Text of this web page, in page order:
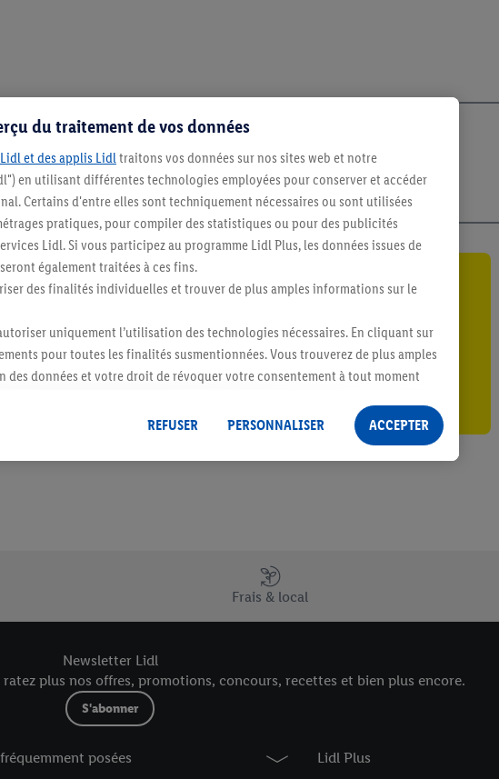
Restez au courant
Abonnez-vous à la newsletter
S'abonner
Frais & local
Newsletter Lidl
plus nos offres, promotions, concours, recettes et bien plus encore.
S'abonner
posées Lidl Plus
du traitement de vos données
et des applis Lidl traitons vos données sur nos sites web et notre
en utilisant différentes technologies employées pour conserver et accéder
Certains d'entre elles sont techniquement nécessaires ou sont utilisées
pratiques, pour compiler des statistiques ou pour des publicités
Lidl. Si vous participez au programme Lidl Plus, les données issues de
également traitées à ces fins.
des finalités individuelles et trouver de plus amples informations sur le
uniquement l’utilisation des technologies nécessaires. En cliquant sur
pour toutes les finalités susmentionnées. Vous trouverez de plus amples
données et votre droit de révoquer votre consentement à tout moment
REFUSER
PERSONNALISER ACCEPTER